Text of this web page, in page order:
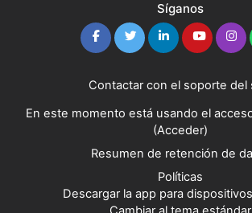
Síganos
Contactar con el soporte del
En este momento está usando el
(Acceder)
Resumen de retención de
Políticas
Descargar la app para